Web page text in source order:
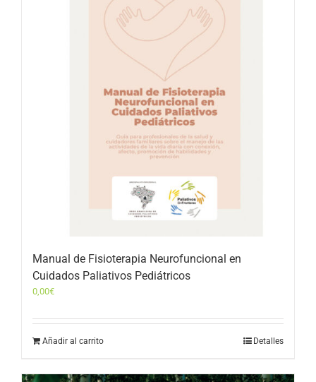
Manual de Fisioterapia Neurofuncional en
Cuidados Paliativos Pediátricos
0,00€
Añadir al carrito Detalles